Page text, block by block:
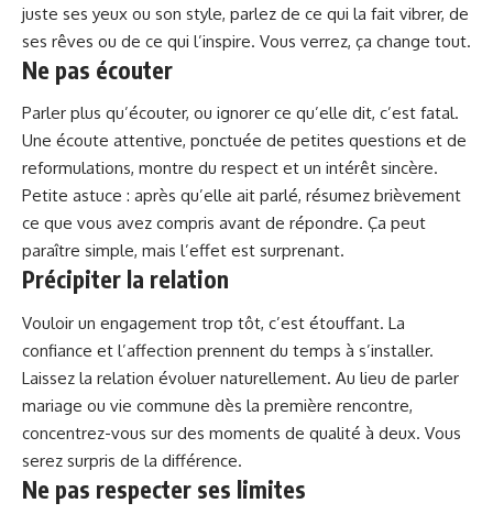
juste ses yeux ou son style, parlez de ce qui la fait vibrer, de
ses rêves ou de ce qui l’inspire. Vous verrez, ça change tout.
Ne pas écouter
Parler plus qu’écouter, ou ignorer ce qu’elle dit, c’est fatal.
Une écoute attentive, ponctuée de petites questions et de
reformulations, montre du respect et un intérêt sincère.
Petite astuce : après qu’elle ait parlé, résumez brièvement
ce que vous avez compris avant de répondre. Ça peut
paraître simple, mais l’effet est surprenant.
Précipiter la relation
Vouloir un engagement trop tôt, c’est étouffant. La
confiance et l’affection prennent du temps à s’installer.
Laissez la relation évoluer naturellement. Au lieu de parler
mariage ou vie commune dès la première rencontre,
concentrez-vous sur des moments de qualité à deux. Vous
serez surpris de la différence.
Ne pas respecter ses limites